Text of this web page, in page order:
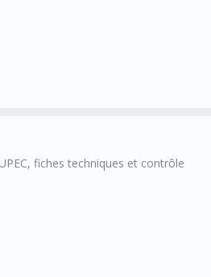
fiches techniques et contrôle